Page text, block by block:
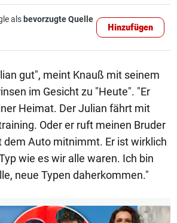
als bevorzugte Quelle
Hinzufügen
gut", meint Knauß mit seinem
im Gesicht zu "Heute". "Er
Heimat. Der Julian fährt mit
Oder er ruft meinen Bruder
dem Auto mitnimmt. Er ist wirklich
wie es wir alle waren. Ich bin
neue Typen daherkommen."